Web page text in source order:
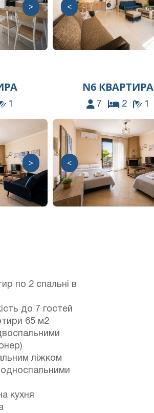
> <
1
>
N6 КВАРТИРА
7 2 1
<
по 2 спальні в
до 7 гостей
65 м2
ліжком
кухня